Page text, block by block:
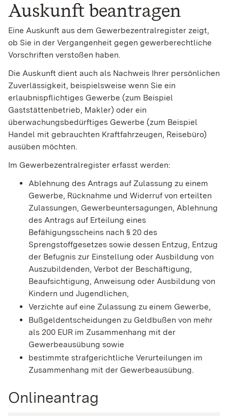
Auskunft beantragen
Eine Auskunft aus dem Gewerbezentralregister zeigt,
ob Sie in der Vergangenheit gegen gewerberechtliche
Vorschriften verstoßen haben.
Die Auskunft dient auch als Nachweis Ihrer persönlichen
Zuverlässigkeit, beispielsweise wenn Sie ein
erlaubnispflichtiges Gewerbe (zum Beispiel
Gaststättenbetrieb, Makler) oder ein
überwachungsbedürftiges Gewerbe (zum Beispiel
Handel mit gebrauchten Kraftfahrzeugen, Reisebüro)
ausüben möchten.
Im Gewerbezentralregister erfasst werden:
Ablehnung des Antrags auf Zulassung zu einem
Gewerbe, Rücknahme und Widerruf von erteilten
Zulassungen, Gewerbeuntersagungen, Ablehnung
des Antrags auf Erteilung eines
Befähigungsscheins nach § 20 des
Sprengstoffgesetzes sowie dessen Entzug, Entzug
der Befugnis zur Einstellung oder Ausbildung von
Auszubildenden, Verbot der Beschäftigung,
Beaufsichtigung, Anweisung oder Ausbildung von
Kindern und Jugendlichen,
Verzichte auf eine Zulassung zu einem Gewerbe,
Bußgeldentscheidungen zu Geldbußen von mehr
als 200 EUR im Zusammenhang mit der
Gewerbeausübung sowie
bestimmte strafgerichtliche Verurteilungen im
Zusammenhang mit der Gewerbeausübung.
Onlineantrag